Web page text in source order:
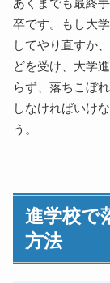
あくまでも最終
卒です。もし大
してやり直すか
どを受け、大学
らず、落ちこぼ
しなければいけ
う。
進学校で
方法